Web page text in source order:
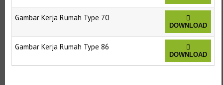
Gambar Kerja Rumah Type 70
DOWNLOAD
Gambar Kerja Rumah Type 86
DOWNLOAD